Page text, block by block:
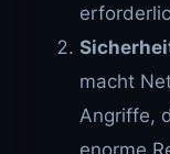
macht
Angriffe,
enorme